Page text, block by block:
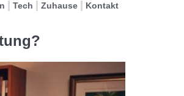
Tech Zuhause Kontakt